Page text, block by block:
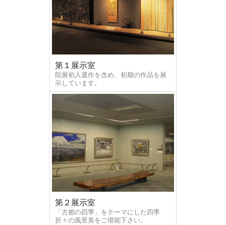
第１展示室
院展初入選作を含め、初期の作品を展
示しています。
第２展示室
「古都の四季」をテーマにした四季
折々の風景美をご堪能下さい。